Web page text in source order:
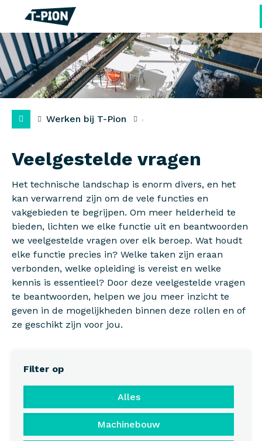
Werken bij T-Pion
Veelgestelde vragen
Het technische landschap is enorm divers, en het
kan verwarrend zijn om de vele functies en
vakgebieden te begrijpen. Om meer helderheid te
bieden, lichten we elke functie uit en beantwoorden
we veelgestelde vragen over elk beroep. Wat houdt
elke functie precies in? Welke taken zijn eraan
verbonden, welke opleiding is vereist en welke
kennis is essentieel? Door deze veelgestelde vragen
te beantwoorden, helpen we jou meer inzicht te
geven in de mogelijkheden binnen deze rollen en of
ze geschikt zijn voor jou.
Filter op
Alles
Machinebouw